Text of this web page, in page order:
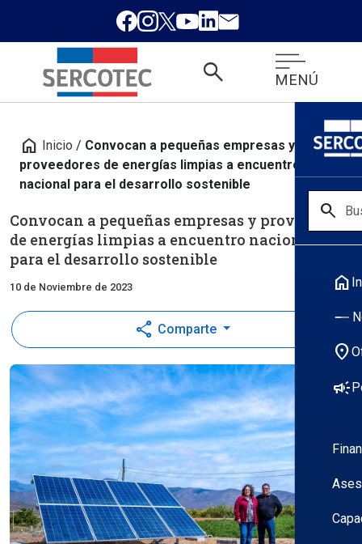
search MENÚ
search
home
location_on
campaign
home Inicio / Convocan a pequeñas empresas y
proveedores de energías limpias a encuentro
nacional para el desarrollo sostenible
Convocan a pequeñas empresas y proveedores
de energías limpias a encuentro nacional
para el desarrollo sostenible
10 de Noviembre de 2023
share Comparte